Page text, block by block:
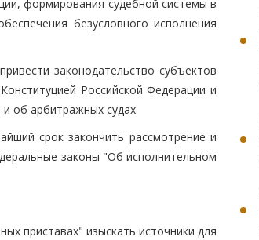
формирования судебной системы в
безусловного исполнения
законодательство субъектов
Российской Федерации и
об арбитражных судах.
срок закончить рассмотрение и
законы "Об исполнительном
приставах" изыскать источники для